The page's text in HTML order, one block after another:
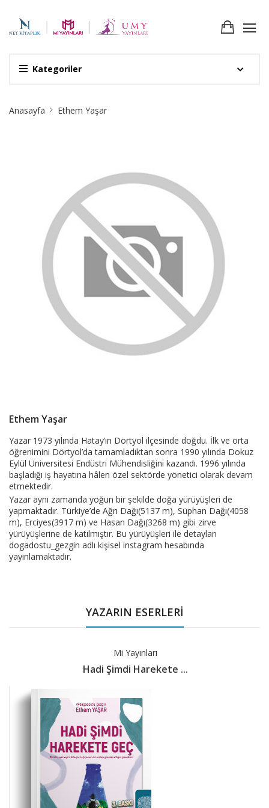
Kategoriler
Breadcrumb
Anasayfa Ethem Yaşar
Ethem Yaşar
Product
Summery
Yazar 1973 yılında Hatay’ın Dörtyol ilçesinde doğdu. İlk ve orta
öğrenimini Dörtyol’da tamamladıktan sonra 1990 yılında Dokuz
Eylül Üniversitesi Endüstri Mühendisliğini kazandı. 1996 yılında
başladığı iş hayatına hâlen özel sektörde yönetici olarak devam
etmektedir.
Yazar aynı zamanda yoğun bir şekilde doğa yürüyüşleri de
yapmaktadır. Türkiye’de Ağrı Dağı(5137 m), Süphan Dağı(4058
m), Erciyes(3917 m) ve Hasan Dağı(3268 m) gibi zirve
yürüyüşlerine de katılmıştır. Bu yürüyüşleri ile detayları
dogadostu_gezgin adlı kişisel instagram hesabında
yayınlamaktadır.
YAZARIN ESERLERİ
Mi Yayınları
Hadi Şimdi Harekete ...